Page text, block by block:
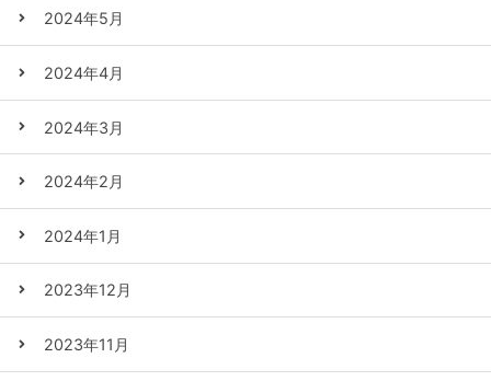
2024年5月
2024年4月
2024年3月
2024年2月
2024年1月
2023年12月
2023年11月